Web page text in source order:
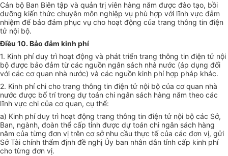
Cán bộ Ban Biên tập và quản trị viên hàng năm được đào tạo, bồi
dưỡng kiến thức chuyên môn nghiệp vụ phù hợp với lĩnh vực đảm
nhiệm để bảo đảm phục vụ cho hoạt động của trang thông tin điện
tử nội bộ.
Điều 10. Bảo đảm kinh phí
1. Kinh phí duy trì hoạt động và phát triển trang thông tin điện tử nội
bộ được bảo đảm từ các nguồn ngân sách nhà nước (áp dụng đối
với các cơ quan nhà nước) và các nguồn kinh phí hợp pháp khác.
2. Kinh phí chi cho trang thông tin điện tử nội bộ của cơ quan nhà
nước được bố trí trong dự toán chi ngân sách hàng năm theo các
lĩnh vực chi của cơ quan, cụ thể:
a) Kinh phí duy trì hoạt động trang thông tin điện tử nội bộ các Sở,
Ban, ngành, đoàn thể cấp tỉnh được dự toán chi ngân sách hàng
năm của từng đơn vị trên cơ sở nhu cầu thực tế của các đơn vị, gửi
Sở Tài chính thẩm định đề nghị Ủy ban nhân dân tỉnh cấp kinh phí
cho từng đơn vị.